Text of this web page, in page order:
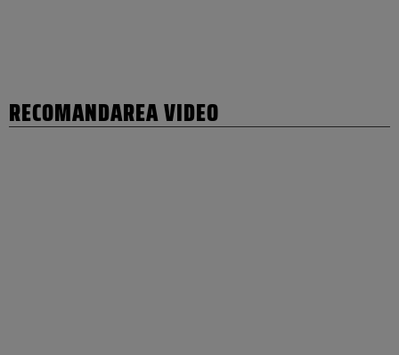
RECOMANDAREA VIDEO